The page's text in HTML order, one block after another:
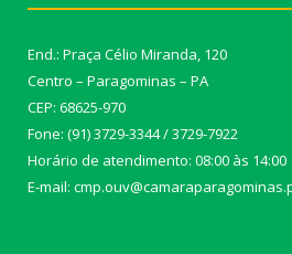
End.: Praça Célio Miranda, 120
Centro – Paragominas – PA
CEP: 68625-970
Fone: (91) 3729-3344 / 3729-7922
Horário de atendimento: 08:00 às 14:00
E-mail: